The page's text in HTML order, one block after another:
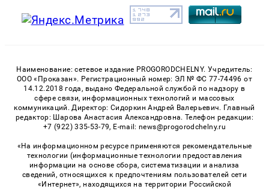
Наименование: сетевое издание PROGORODCHELNY. Учредитель:
ООО «Проказан». Регистрационный номер: ЭЛ № ФС 77-74496 от
14.12.2018 года, выдано Федеральной службой по надзору в
сфере связи, информационных технологий и массовых
коммуникаций. Директор: Сидоркин Андрей Валерьевич. Главный
редактор: Шарова Анастасия Александровна. Телефон редакции:
+7 (922) 335-53-79, E-mail: news@progorodchelny.ru
«На информационном ресурсе применяются рекомендательные
технологии (информационные технологии предоставления
информации на основе сбора, систематизации и анализа
сведений, относящихся к предпочтениям пользователей сети
«Интернет», находящихся на территории Российской